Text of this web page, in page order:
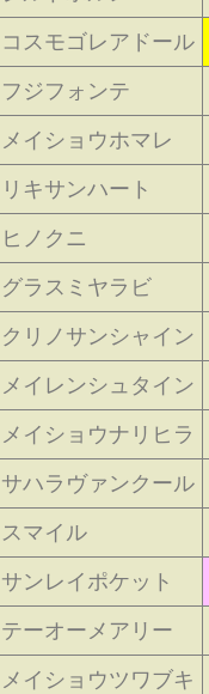
コスモゴレアドール
フジフォンテ
メイショウホマレ
リキサンハート
ヒノクニ
グラスミヤラビ
クリノサンシャイン
メイレンシュタイン
メイショウナリヒラ
サハラヴァンクール
スマイル
サンレイポケット
テーオーメアリー
メイショウツワブキ